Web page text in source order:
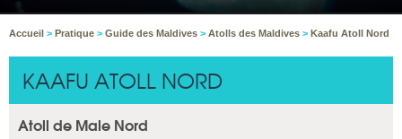
Accueil > Pratique > Guide des Maldives > Atolls des Maldives > Kaafu Atoll Nord
KAAFU ATOLL NORD
Atoll de Male Nord